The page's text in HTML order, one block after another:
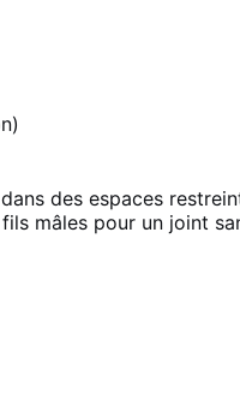
des espaces
mâles pour un joint